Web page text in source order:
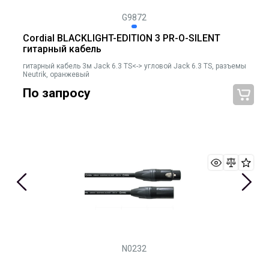
G9872
Cordial BLACKLIGHT-EDITION 3 PR-O-SILENT
гитарный кабель
гитарный кабель 3м Jack 6.3 TS<-> угловой Jack 6.3 TS, разъемы
Neutrik, оранжевый
По запросу
N0232